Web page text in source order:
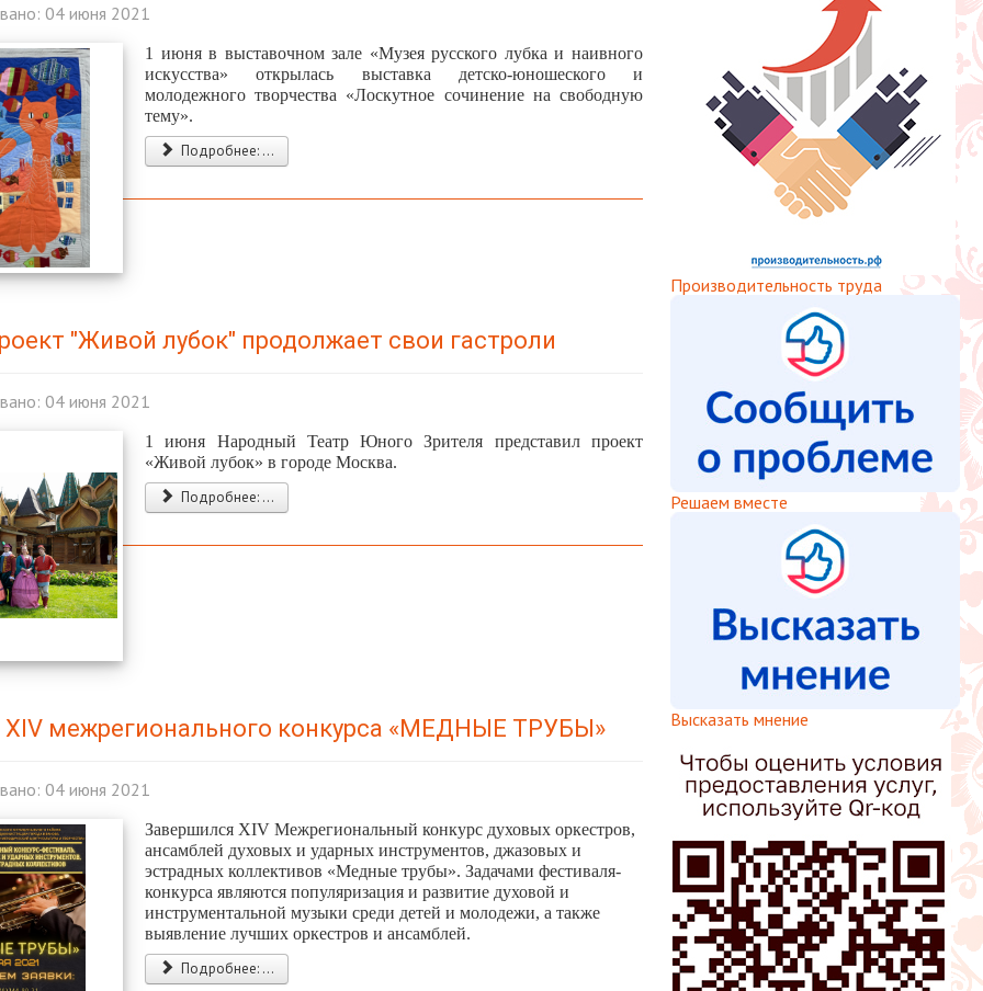
04 июня 2021
1 июня в выставочном зале «Музея русского лубка и наивного
искусства» открылась выставка детско-юношеского и
молодежного творчества «Лоскутное сочинение на свободную
тему».
Подробнее: ...
"Живой лубок" продолжает свои гастроли
04 июня 2021
1 июня Народный Театр Юного Зрителя представил проект
«Живой лубок» в городе Москва.
Подробнее: ...
XIV межрегионального конкурса «МЕДНЫЕ ТРУБЫ»
04 июня 2021
Завершился ХIV Межрегиональный конкурс духовых оркестров,
ансамблей духовых и ударных инструментов, джазовых и
эстрадных коллективов «Медные трубы». Задачами фестиваля-
конкурса являются популяризация и развитие духовой и
инструментальной музыки среди детей и молодежи, а также
выявление лучших оркестров и ансамблей.
Подробнее: ...
Производительность труда
Решаем вместе
Высказать мнение